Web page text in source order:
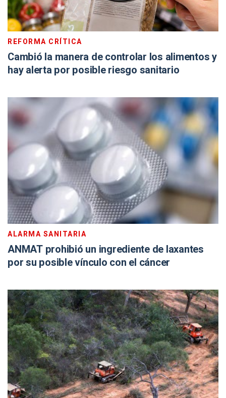
REFORMA CRÍTICA
Cambió la manera de controlar los alimentos y
hay alerta por posible riesgo sanitario
ALARMA SANITARIA
ANMAT prohibió un ingrediente de laxantes
por su posible vínculo con el cáncer